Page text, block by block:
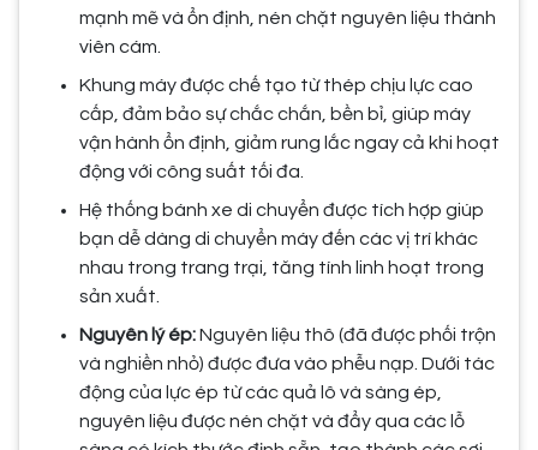
mạnh mẽ và ổn định, nén chặt nguyên liệu thành
viên cám.
Khung máy được chế tạo từ thép chịu lực cao
cấp, đảm bảo sự chắc chắn, bền bỉ, giúp máy
vận hành ổn định, giảm rung lắc ngay cả khi hoạt
động với công suất tối đa.
Hệ thống bánh xe di chuyển được tích hợp giúp
bạn dễ dàng di chuyển máy đến các vị trí khác
nhau trong trang trại, tăng tính linh hoạt trong
sản xuất.
Nguyên lý ép:Nguyên liệu thô (đã được phối trộn
và nghiền nhỏ) được đưa vào phễu nạp. Dưới tác
động của lực ép từ các quả lô và sàng ép,
nguyên liệu được nén chặt và đẩy qua các lỗ